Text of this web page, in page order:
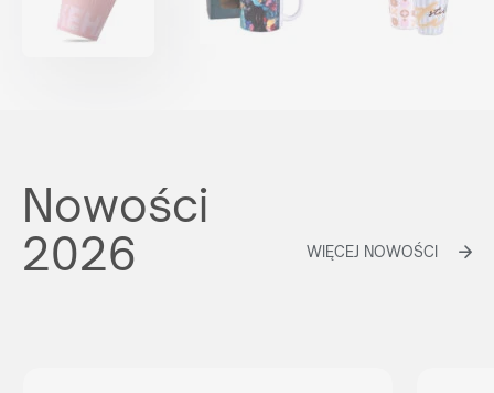
Nowości
2026
WIĘCEJ NOWOŚCI